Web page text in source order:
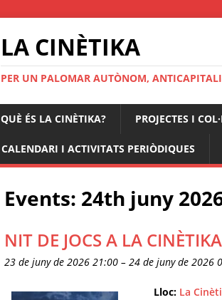
LA CINÈTIKA
PER UN PALOMAR AUTÒNOM,
QUÈ ÉS LA CINÈTIKA? PROJECTES I
CALENDARI I ACTIVITATS PERIÒDIQUES
Events: 24th juny
NIT DE JOCS A LA
23 de juny de 2026 21:00 – 24 de juny de 2026
Lloc: La